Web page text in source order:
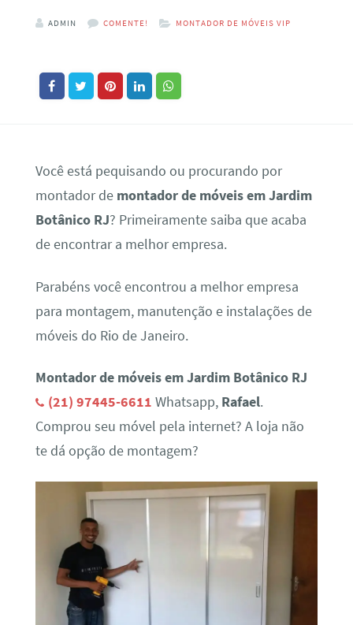
ADMIN COMENTE! MONTADOR DE MÓVEIS VIP
Você está pequisando ou procurando por
montador de montador de móveis em Jardim
Botânico RJ? Primeiramente saiba que acaba
de encontrar a melhor empresa.
Parabéns você encontrou a melhor empresa
para montagem, manutenção e instalações de
móveis do Rio de Janeiro.
Montador de móveis em Jardim Botânico RJ
(21) 97445-6611 Whatsapp, Rafael.
Comprou seu móvel pela internet? A loja não
te dá opção de montagem?